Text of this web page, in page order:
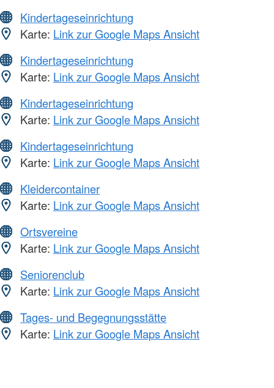
Kindertageseinrichtung
Karte: Link zur Google Maps Ansicht
Kindertageseinrichtung
Karte: Link zur Google Maps Ansicht
Kindertageseinrichtung
Karte: Link zur Google Maps Ansicht
Kindertageseinrichtung
Karte: Link zur Google Maps Ansicht
Kleidercontainer
Karte: Link zur Google Maps Ansicht
Ortsvereine
Karte: Link zur Google Maps Ansicht
Seniorenclub
Karte: Link zur Google Maps Ansicht
Tages- und Begegnungsstätte
Karte: Link zur Google Maps Ansicht